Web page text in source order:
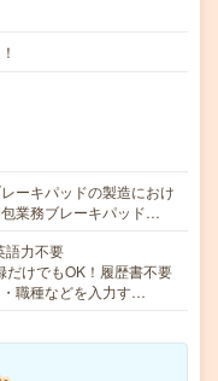
ーキパッドの製造におけ
業務ブレーキパッド…
語力不要
けでもOK！履歴書不要
職種などを入力す…